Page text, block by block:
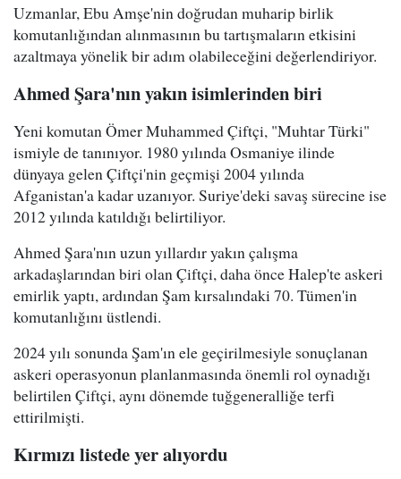
Uzmanlar, Ebu Amşe'nin doğrudan muharip birlik
komutanlığından alınmasının bu tartışmaların etkisini
azaltmaya yönelik bir adım olabileceğini değerlendiriyor.
Ahmed Şara'nın yakın isimlerinden biri
Yeni komutan Ömer Muhammed Çiftçi, "Muhtar Türki"
ismiyle de tanınıyor. 1980 yılında Osmaniye ilinde
dünyaya gelen Çiftçi'nin geçmişi 2004 yılında
Afganistan'a kadar uzanıyor. Suriye'deki savaş sürecine ise
2012 yılında katıldığı belirtiliyor.
Ahmed Şara'nın uzun yıllardır yakın çalışma
arkadaşlarından biri olan Çiftçi, daha önce Halep'te askeri
emirlik yaptı, ardından Şam kırsalındaki 70. Tümen'in
komutanlığını üstlendi.
2024 yılı sonunda Şam'ın ele geçirilmesiyle sonuçlanan
askeri operasyonun planlanmasında önemli rol oynadığı
belirtilen Çiftçi, aynı dönemde tuğgeneralliğe terfi
ettirilmişti.
Kırmızı listede yer alıyordu